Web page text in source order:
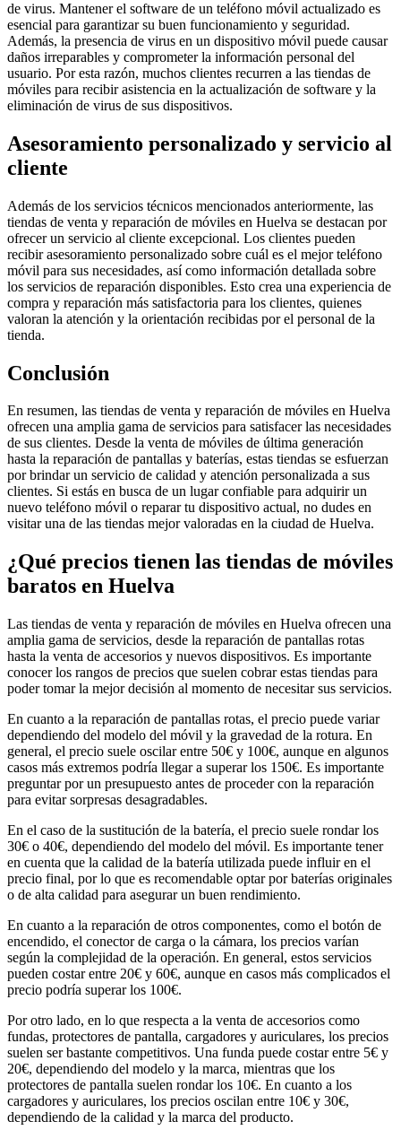
de virus. Mantener el software de un teléfono móvil actualizado es
esencial para garantizar su buen funcionamiento y seguridad.
Además, la presencia de virus en un dispositivo móvil puede causar
daños irreparables y comprometer la información personal del
usuario. Por esta razón, muchos clientes recurren a las tiendas de
móviles para recibir asistencia en la actualización de software y la
eliminación de virus de sus dispositivos.
Asesoramiento personalizado y servicio al
cliente
Además de los servicios técnicos mencionados anteriormente, las
tiendas de venta y reparación de móviles en Huelva se destacan por
ofrecer un servicio al cliente excepcional. Los clientes pueden
recibir asesoramiento personalizado sobre cuál es el mejor teléfono
móvil para sus necesidades, así como información detallada sobre
los servicios de reparación disponibles. Esto crea una experiencia de
compra y reparación más satisfactoria para los clientes, quienes
valoran la atención y la orientación recibidas por el personal de la
tienda.
Conclusión
En resumen, las tiendas de venta y reparación de móviles en Huelva
ofrecen una amplia gama de servicios para satisfacer las necesidades
de sus clientes. Desde la venta de móviles de última generación
hasta la reparación de pantallas y baterías, estas tiendas se esfuerzan
por brindar un servicio de calidad y atención personalizada a sus
clientes. Si estás en busca de un lugar confiable para adquirir un
nuevo teléfono móvil o reparar tu dispositivo actual, no dudes en
visitar una de las tiendas mejor valoradas en la ciudad de Huelva.
¿Qué precios tienen las tiendas de móviles
baratos en Huelva
Las tiendas de venta y reparación de móviles en Huelva ofrecen una
amplia gama de servicios, desde la reparación de pantallas rotas
hasta la venta de accesorios y nuevos dispositivos. Es importante
conocer los rangos de precios que suelen cobrar estas tiendas para
poder tomar la mejor decisión al momento de necesitar sus servicios.
En cuanto a la reparación de pantallas rotas, el precio puede variar
dependiendo del modelo del móvil y la gravedad de la rotura. En
general, el precio suele oscilar entre 50€ y 100€, aunque en algunos
casos más extremos podría llegar a superar los 150€. Es importante
preguntar por un presupuesto antes de proceder con la reparación
para evitar sorpresas desagradables.
En el caso de la sustitución de la batería, el precio suele rondar los
30€ o 40€, dependiendo del modelo del móvil. Es importante tener
en cuenta que la calidad de la batería utilizada puede influir en el
precio final, por lo que es recomendable optar por baterías originales
o de alta calidad para asegurar un buen rendimiento.
En cuanto a la reparación de otros componentes, como el botón de
encendido, el conector de carga o la cámara, los precios varían
según la complejidad de la operación. En general, estos servicios
pueden costar entre 20€ y 60€, aunque en casos más complicados el
precio podría superar los 100€.
Por otro lado, en lo que respecta a la venta de accesorios como
fundas, protectores de pantalla, cargadores y auriculares, los precios
suelen ser bastante competitivos. Una funda puede costar entre 5€ y
20€, dependiendo del modelo y la marca, mientras que los
protectores de pantalla suelen rondar los 10€. En cuanto a los
cargadores y auriculares, los precios oscilan entre 10€ y 30€,
dependiendo de la calidad y la marca del producto.